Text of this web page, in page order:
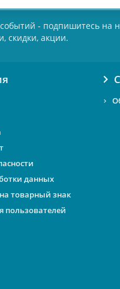
- подпишитесь на
скидки, акции.
данных
товарный знак
пользователей